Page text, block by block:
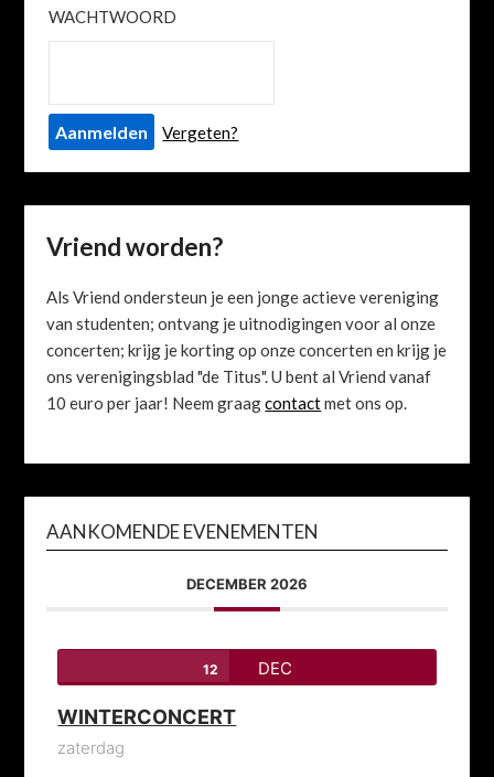
WACHTWOORD
Vergeten?
Vriend worden?
Als Vriend ondersteun je een jonge actieve vereniging
van studenten; ontvang je uitnodigingen voor al onze
concerten; krijg je korting op onze concerten en krijg je
ons verenigingsblad "de Titus". U bent al Vriend vanaf
10 euro per jaar! Neem graagcontactmet ons op.
AANKOMENDE EVENEMENTEN
DECEMBER 2026
12 DEC
WINTERCONCERT
zaterdag